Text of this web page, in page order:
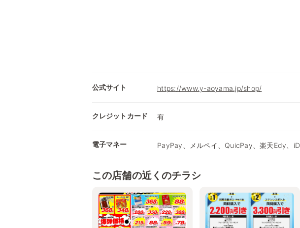
公式サイト https://www.y-aoyama.jp/shop/
クレジットカード 有
電子マネー PayPay、メルペイ、QuicPay、楽天Edy、iD
この店舗の近くのチラシ